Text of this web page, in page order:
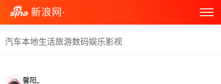
新浪网·
汽车本地生活旅游数码娱乐影视
馨阳_